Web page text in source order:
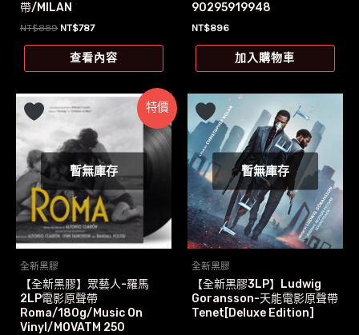
帶/MILAN
NT$889 原
格：
NT$787目
價
格：
查看內容
90295919948
NT$896
加入購物車
特價
暫無庫存
全新黑膠
【全新黑膠】眾藝人-羅馬
2LP電影原聲帶
Roma/180g/Music On
Vinyl/MOVATM 250
暫無庫存
全新黑膠
【全新黑膠3LP】Ludwig
Goransson-天能電影原聲帶
Tenet[Deluxe Edition]